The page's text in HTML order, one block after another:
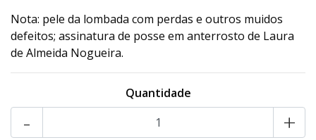
Nota: pele da lombada com perdas e outros muidos
defeitos; assinatura de posse em anterrosto de Laura
de Almeida Nogueira.
Quantidade
+
-